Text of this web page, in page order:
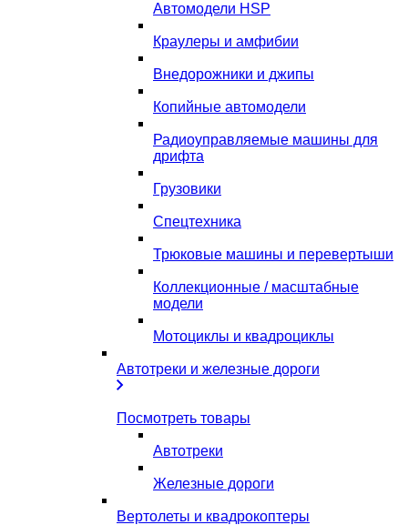
Автомодели HSP
Краулеры и амфибии
Внедорожники и джипы
Копийные автомодели
Радиоуправляемые машины для
дрифта
Грузовики
Спецтехника
Трюковые машины и перевертыши
Коллекционные / масштабные
модели
Мотоциклы и квадроциклы
Автотреки и железные дороги
Посмотреть товары
Автотреки
Железные дороги
Вертолеты и квадрокоптеры